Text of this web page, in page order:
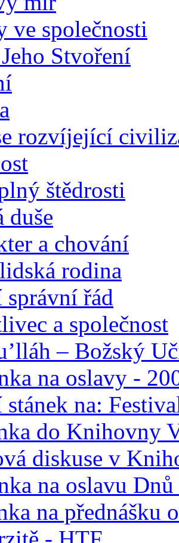
ve společnosti
Stvoření
rozvíjející
štědrosti
duše
a chování
rodina
správní řád
a společnost
– Božský
na oslavy -
stánek na:
do Knihovny
diskuse v
na oslavu
na přednášku